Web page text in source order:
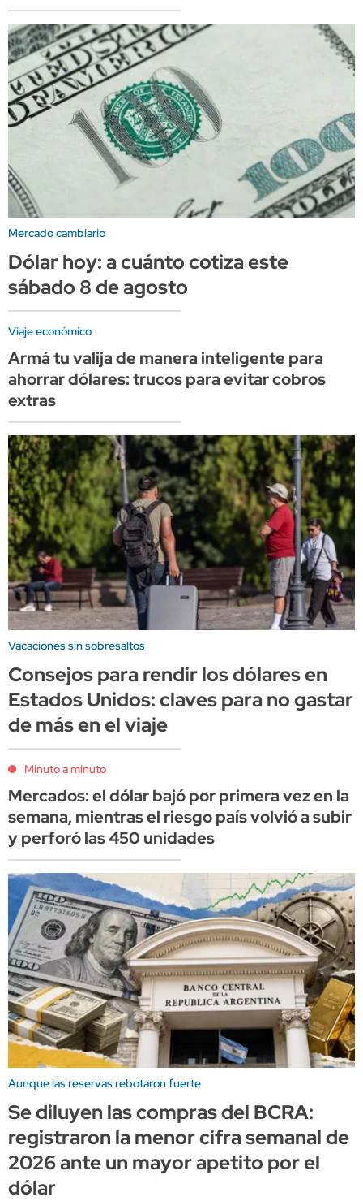
Mercado cambiario
Dólar hoy: a cuánto cotiza este
sábado 8 de agosto
Viaje económico
Armá tu valija de manera inteligente para
ahorrar dólares: trucos para evitar cobros
extras
Vacaciones sin sobresaltos
Consejos para rendir los dólares en
Estados Unidos: claves para no gastar
de más en el viaje
Minuto a minuto
Mercados: el dólar bajó por primera vez en la
semana, mientras el riesgo país volvió a subir
y perforó las 450 unidades
Aunque las reservas rebotaron fuerte
Se diluyen las compras del BCRA:
registraron la menor cifra semanal de
2026 ante un mayor apetito por el
dólar